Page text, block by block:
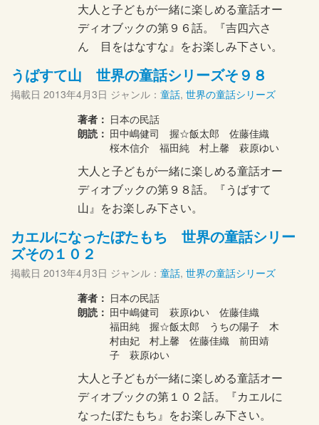
大人と子どもが一緒に楽しめる童話オー
ディオブックの第９６話。『吉四六さ
ん 目をはなすな』をお楽しみ下さい。
うばすて山 世界の童話シリーズそ９８
掲載日 2013年4月3日 ジャンル： 童話, 世界の童話シリーズ
著者： 日本の民話
朗読： 田中嶋健司 握☆飯太郎 佐藤佳織
桜木信介 福田純 村上馨 萩原ゆい
大人と子どもが一緒に楽しめる童話オー
ディオブックの第９８話。『うばすて
山』をお楽しみ下さい。
カエルになったぼたもち 世界の童話シリー
ズその１０２
掲載日 2013年4月3日 ジャンル： 童話, 世界の童話シリーズ
著者： 日本の民話
朗読： 田中嶋健司 萩原ゆい 佐藤佳織
福田純 握☆飯太郎 うちの陽子 木
村由妃 村上馨 佐藤佳織 前田靖
子 萩原ゆい
大人と子どもが一緒に楽しめる童話オー
ディオブックの第１０２話。『カエルに
なったぼたもち』をお楽しみ下さい。